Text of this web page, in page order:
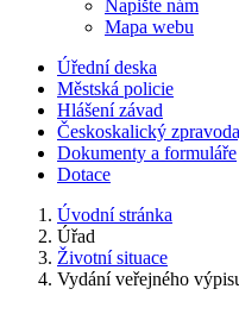
Napište nám
Mapa webu
Úřední deska
Městská policie
Hlášení závad
Českoskalický
Dokumenty a formuláře
Dotace
Úvodní stránka
Úřad
Životní situace
Vydání veřejného